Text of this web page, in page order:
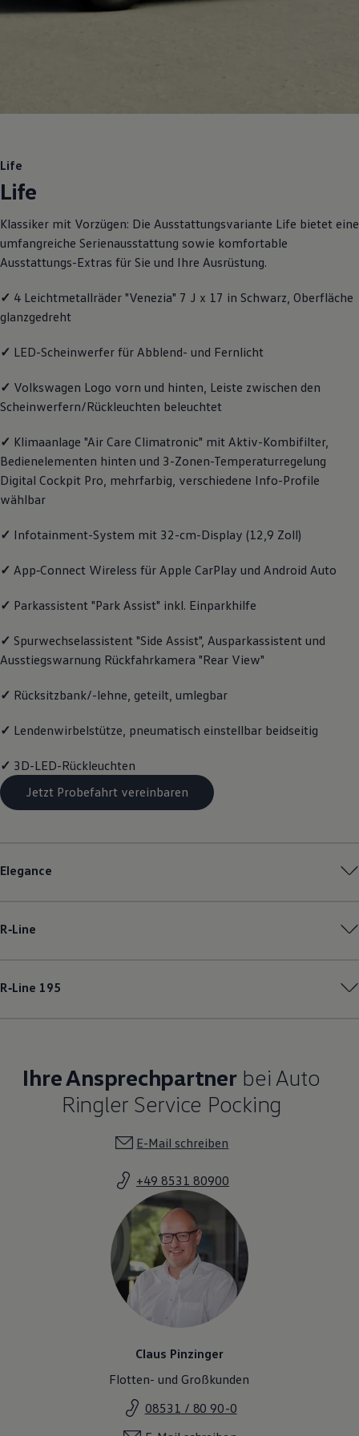
Motorenöl und Flüssigkeiten
Volkswagen Teile
Schutz und Pflege
Handy und Fahrzeug verbinden
Updates für Software, Karten und Radio
Über Ihr Auto
Vorgängermodelle
Volkswagen Kundenbetreuung
Digitale Betriebsanleitung
Live Beratung
Lifestyle
Transport
Familie
Volkswagen R
Pannen- und Unfallhilfe
Volkswagen Kundenbetreuung
Life
Life
Klassiker mit Vorzügen: Die Ausstattungsvariante Life bietet eine
umfangreiche Serienausstattung sowie komfortable
Ausstattungs-Extras für Sie und Ihre Ausrüstung.
✓ 4 Leichtmetallräder "Venezia" 7 J x 17 in Schwarz, Oberfläche
glanzgedreht
✓ LED-Scheinwerfer für Abblend- und Fernlicht
✓ Volkswagen Logo vorn und hinten, Leiste zwischen den
Scheinwerfern/Rückleuchten beleuchtet
✓ Klimaanlage "Air Care Climatronic" mit Aktiv-Kombifilter,
Bedienelementen hinten und 3-Zonen-Temperaturregelung
Digital Cockpit Pro, mehrfarbig, verschiedene Info-Profile
wählbar
✓ Infotainment-System mit 32-cm-Display (12,9 Zoll)
✓ App‑Connect Wireless für Apple CarPlay und Android Auto
✓ Parkassistent "Park Assist" inkl. Einparkhilfe
✓ Spurwechselassistent "Side Assist", Ausparkassistent und
Ausstiegswarnung Rückfahrkamera "Rear View"
✓ Rücksitzbank/-lehne, geteilt, umlegbar
✓ Lendenwirbelstütze, pneumatisch einstellbar beidseitig
✓ 3D-LED-Rückleuchten
Jetzt Probefahrt vereinbaren
Elegance
R‑Line
R‑Line 195
Ihre Ansprechpartnerbei Auto
Ringler Service Pocking
E-Mail schreiben
+49 8531 80900
Claus Pinzinger
Flotten- und Großkunden
08531 / 80 90-0